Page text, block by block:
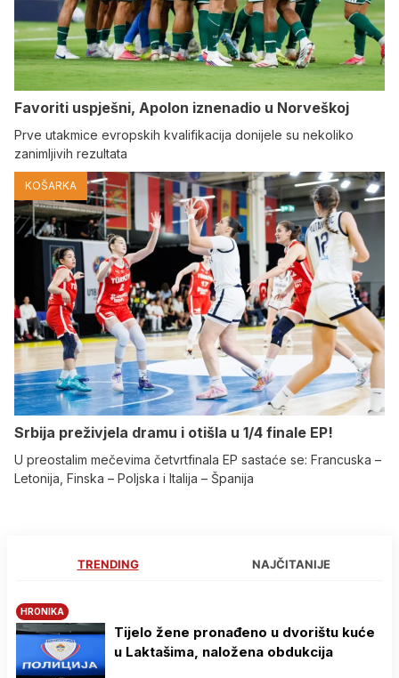
Favoriti uspješni, Apolon iznenadio u Norveškoj
Prve utakmice evropskih kvalifikacija donijele su nekoliko
zanimljivih rezultata
KOŠARKA
Srbija preživjela dramu i otišla u 1/4 finale EP!
U preostalim mečevima četvrtfinala EP sastaće se: Francuska –
Letonija, Finska – Poljska i Italija – Španija
TRENDING NAJČITANIJE
HRONIKA
Tijelo žene pronađeno u dvorištu kuće
u Laktašima, naložena obdukcija